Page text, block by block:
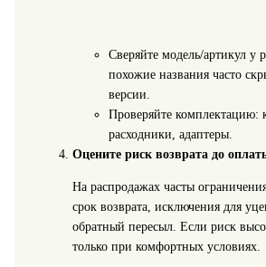
Сверяйте модель/артикул у
похожие названия часто
версии.
Проверяйте комплектацию:
расходники, адаптеры.
Оцените риск возврата до
На распродажах часты
срок возврата, исключения для
обратный пересыл. Если риск
только при комфортных условиях.